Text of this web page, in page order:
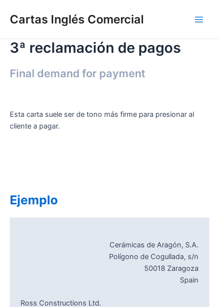
Cartas Inglés Comercial
3ª reclamación de pagos
Final demand for payment
Esta carta suele ser de tono más firme para presionar al
cliente a pagar.
Ejemplo
Cerámicas de Aragón, S.A.
Polígono de Cogullada, s/n
50018 Zaragoza
Spain
Ross Constructions Ltd.